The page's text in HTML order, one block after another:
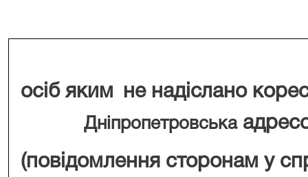
осіб яким не надіслано
Дніпропетровська
(повідомлення сторонам у